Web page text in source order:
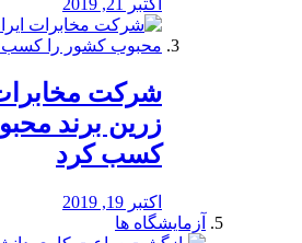
اکتبر 21, 2019
شرکت
زرین برند
کسب کرد
اکتبر 19, 2019
آزمایشگاه ها